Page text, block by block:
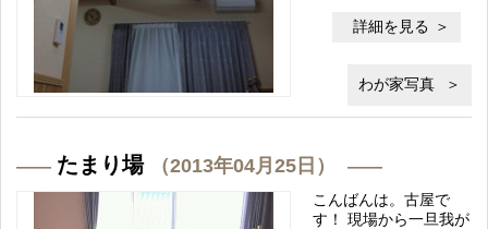
詳細を見る
わが家写真
たまり場 （2013年04月25日）
こんばんは。古屋で
す！ 現場から一旦我が